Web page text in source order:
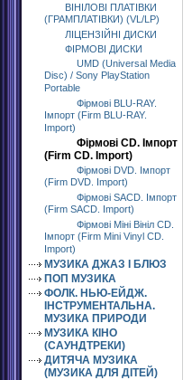
ВІНІЛОВІ ПЛАТІВКИ
(ГРАМПЛАТІВКИ) (VL/LP)
ЛІЦЕНЗІЙНІ ДИСКИ
ФІРМОВІ ДИСКИ
UMD (Universal Media
Disc) / Sony PlayStation
Portable
Фірмові BLU-RAY.
Імпорт (Firm BLU-RAY.
Import)
Фірмові CD. Імпорт
(Firm CD. Import)
Фірмові DVD. Імпорт
(Firm DVD. Import)
Фірмові SACD. Імпорт
(Firm SACD. Import)
Фірмові Міні Вініл CD.
Імпорт (Firm Mini Vinyl CD.
Import)
МУЗИКА ДЖАЗ І БЛЮЗ
ПОП МУЗИКА
ФОЛК. НЬЮ-ЕЙДЖ.
ІНСТРУМЕНТАЛЬНА.
МУЗИКА ПРИРОДИ
МУЗИКА КІНО
(САУНДТРЕКИ)
ДИТЯЧА МУЗИКА
(МУЗИКА ДЛЯ ДІТЕЙ)